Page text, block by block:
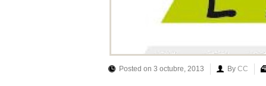
Posted on 3 octubre, 2013 By CC